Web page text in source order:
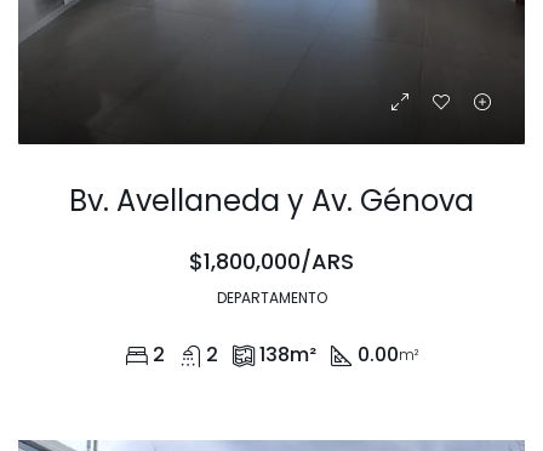
Bv. Avellaneda y Av. Génova
$1,800,000/ARS
DEPARTAMENTO
2 2 138m² 0.00m²